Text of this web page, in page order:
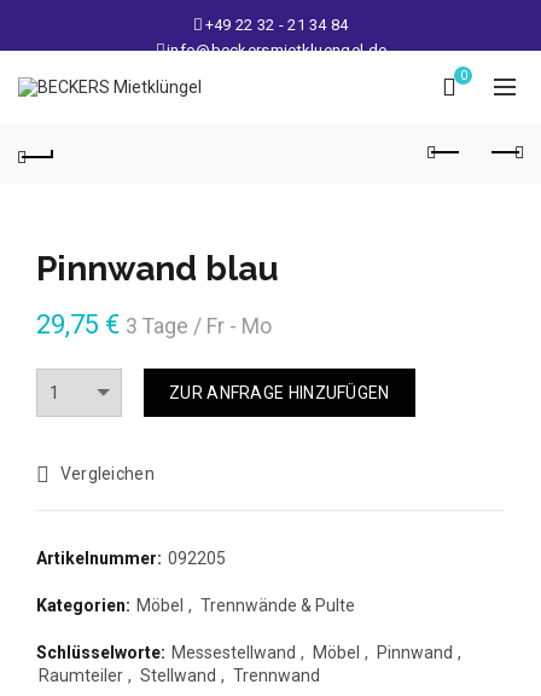
+49 22 32 - 21 34 84
info@beckersmietkluengel.de
Lager: Gutenbergstraße 1 - 50389 Wesseling
Mo - Fr: 9 – 17 Uhr, Sa: 9 – 12 Uhr
0
Pinnwand blau
29,75 € 3 Tage / Fr - Mo
ZUR ANFRAGE HINZUFÜGEN
Vergleichen
Artikelnummer: 092205
Kategorien: Möbel , Trennwände & Pulte
Schlüsselworte: Messestellwand , Möbel , Pinnwand ,
Raumteiler , Stellwand , Trennwand